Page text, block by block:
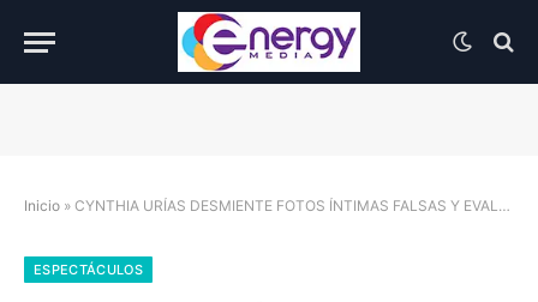
Inicio » CYNTHIA URÍAS DESMIENTE FOTOS ÍNTIMAS FALSAS Y EVALÚA ACCIONES LEGALES
ESPECTÁCULOS